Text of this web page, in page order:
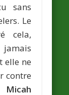
sans
Le
cela,
elle ne
contre
Micah